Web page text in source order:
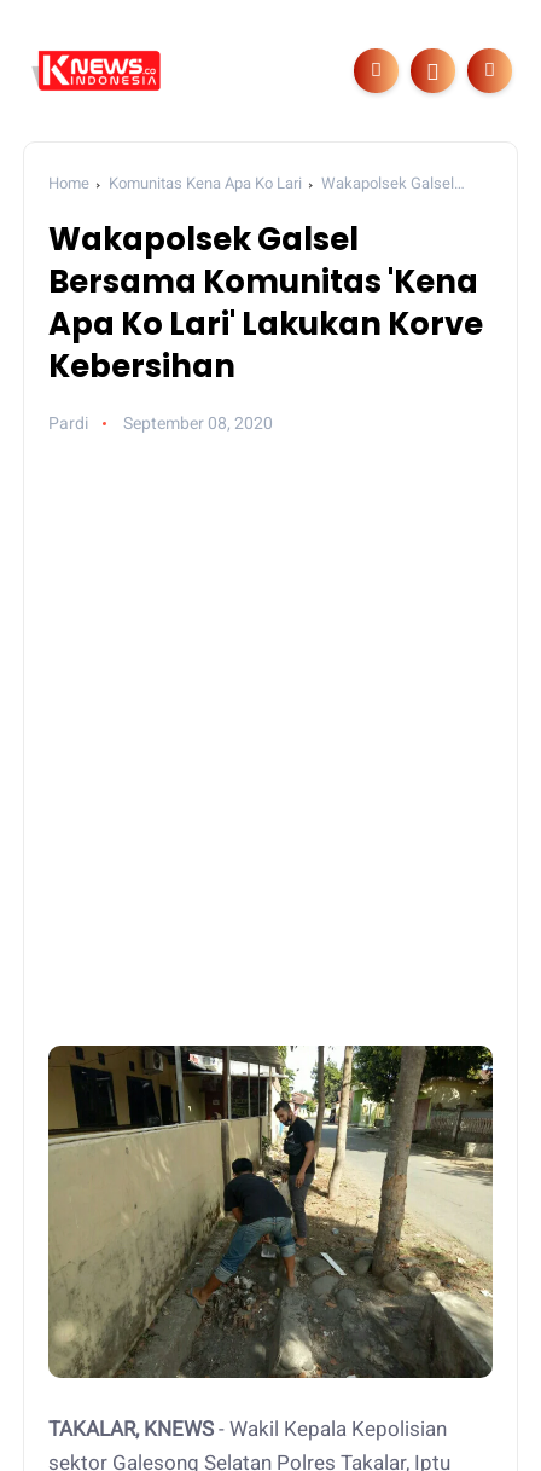
Home Komunitas Kena Apa Ko Lari
Wakapolsek Galsel
Kebersihan
Wakapolsek Galsel
Bersama Komunitas 'Kena
Apa Ko Lari' Lakukan Korve
Kebersihan
Pardi September 08, 2020
TAKALAR, KNEWS - Wakil Kepala Kepolisian
sektor Galesong Selatan Polres Takalar, Iptu